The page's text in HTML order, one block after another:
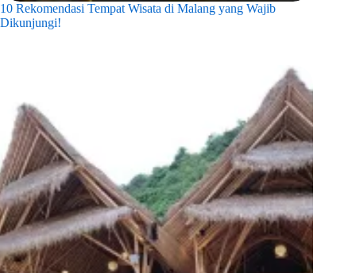
10 Rekomendasi Tempat Wisata di Malang yang Wajib
Dikunjungi!